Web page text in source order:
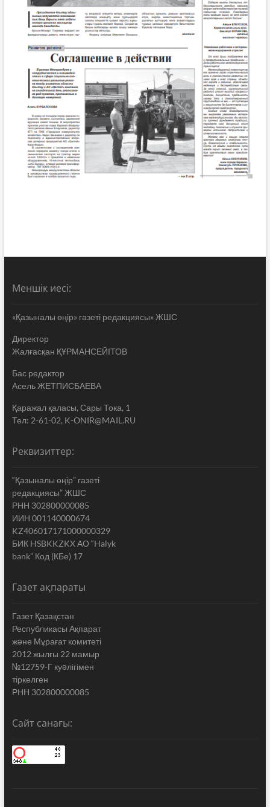
Меншік иесі:
«Қазыналы өңір» газеті редакциясы» ЖШС
Директор
Жалғасқан ҚҰРМАНСЕЙІТОВ
Бас редактор
Асель ЖЕТПИСБАЕВА
Қаражал қаласы, Сары Тока, 1
Тел: 2-61-02, K-ONIR@MAIL.RU
Реквизиттер:
“Қазыналы өңір” газеті
редакциясы” ЖШС
РНН 302800000085
ИИН 001140000674
KZ406017171000000329
БИК HSBKKZKX АО “Halyk
bank” Код (КБе) 17
Газет ақпараты
Газет Қазақстан
Республикасы Ақпарат
жəне Мұрағат комитеті
2012 жылғы 22 мамыр
№12759-Г куəлігімен
тіркелген
РНН 302800000085
Сайт санағы: